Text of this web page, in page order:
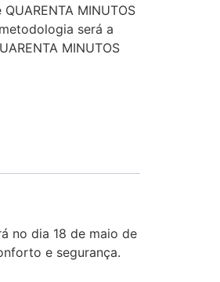
MINUTOS
será a
MINUTOS
no dia 18 de maio de
e segurança.